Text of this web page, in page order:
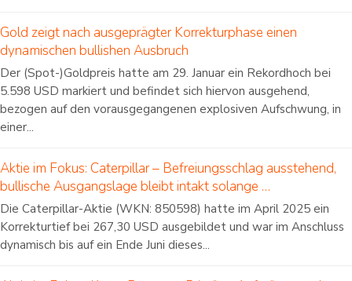
Gold zeigt nach ausgeprägter Korrekturphase einen
dynamischen bullishen Ausbruch
Der (Spot-)Goldpreis hatte am 29. Januar ein Rekordhoch bei
5.598 USD markiert und befindet sich hiervon ausgehend,
bezogen auf den vorausgegangenen explosiven Aufschwung, in
einer...
Aktie im Fokus: Caterpillar – Befreiungsschlag ausstehend,
bullische Ausgangslage bleibt intakt solange …
Die Caterpillar-Aktie (WKN: 850598) hatte im April 2025 ein
Korrekturtief bei 267,30 USD ausgebildet und war im Anschluss
dynamisch bis auf ein Ende Juni dieses...